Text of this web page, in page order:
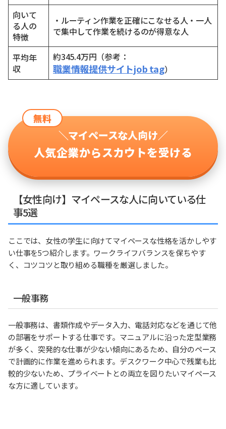
向いて
る人の
特徴
・ルーティン作業を正確にこなせる人・一人
で集中して作業を続けるのが得意な人
平均年
収
約345.4万円（参考：
職業情報提供サイトjob tag）
無料
＼マイペースな人向け／
人気企業からスカウトを受ける
【女性向け】マイペースな人に向いている仕
事5選
ここでは、女性の学生に向けてマイペースな性格を活かしやす
い仕事を5つ紹介します。ワークライフバランスを保ちやす
く、コツコツと取り組める職種を厳選しました。
一般事務
一般事務は、書類作成やデータ入力、電話対応などを通じて他
の部署をサポートする仕事です。マニュアルに沿った定型業務
が多く、突発的な仕事が少ない傾向にあるため、自分のペース
で計画的に作業を進められます。デスクワーク中心で残業も比
較的少ないため、プライベートとの両立を図りたいマイペース
な方に適しています。